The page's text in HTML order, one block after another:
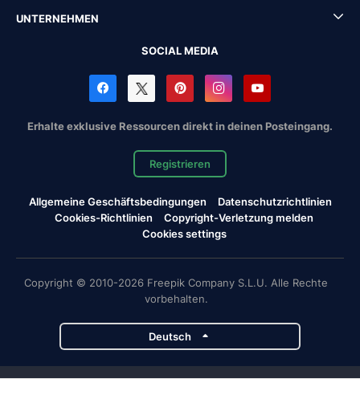
UNTERNEHMEN
SOCIAL MEDIA
Erhalte exklusive Ressourcen direkt in deinen Posteingang.
Registrieren
Allgemeine Geschäftsbedingungen
Datenschutzrichtlinien
Cookies-Richtlinien
Copyright-Verletzung melden
Cookies settings
Copyright © 2010-2026 Freepik Company S.L.U. Alle Rechte
vorbehalten.
Deutsch